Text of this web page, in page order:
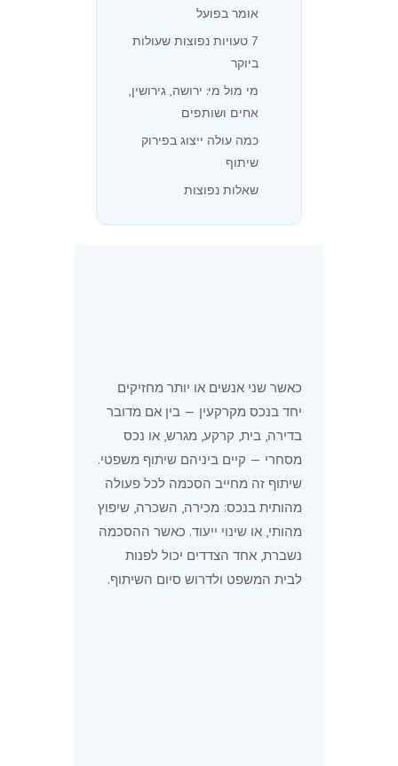
אומר בפועל
7 טעויות נפוצות שעולות
ביוקר
מי מול מי: ירושה, גירושין,
אחים ושותפים
כמה עולה ייצוג בפירוק
שיתוף
שאלות נפוצות
כאשר שני אנשים או יותר מחזיקים
יחד בנכס מקרקעין — בין אם מדובר
בדירה, בית, קרקע, מגרש, או נכס
מסחרי — קיים ביניהם שיתוף משפטי.
שיתוף זה מחייב הסכמה לכל פעולה
מהותית בנכס: מכירה, השכרה, שיפוץ
מהותי, או שינוי ייעוד. כאשר ההסכמה
נשברת, אחד הצדדים יכול לפנות
לבית המשפט ולדרוש סיום השיתוף.